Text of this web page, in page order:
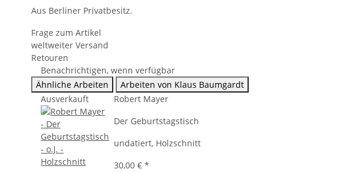
Aus Berliner Privatbesitz.
Frage zum Artikel
weltweiter Versand
Retouren
Benachrichtigen, wenn verfügbar
Ähnliche Arbeiten
Arbeiten von Klaus Baumgardt
Ausverkauft
Robert Mayer
Der Geburtstagstisch
undatiert, Holzschnitt
30,00 €*